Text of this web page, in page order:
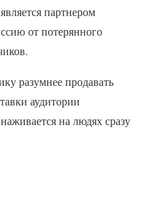
партнером
от потерянного
разумнее продавать
аудитории
на людях сразу